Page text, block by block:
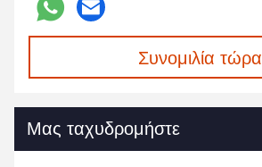
Συνομιλία τώρα
Μας ταχυδρομήστε